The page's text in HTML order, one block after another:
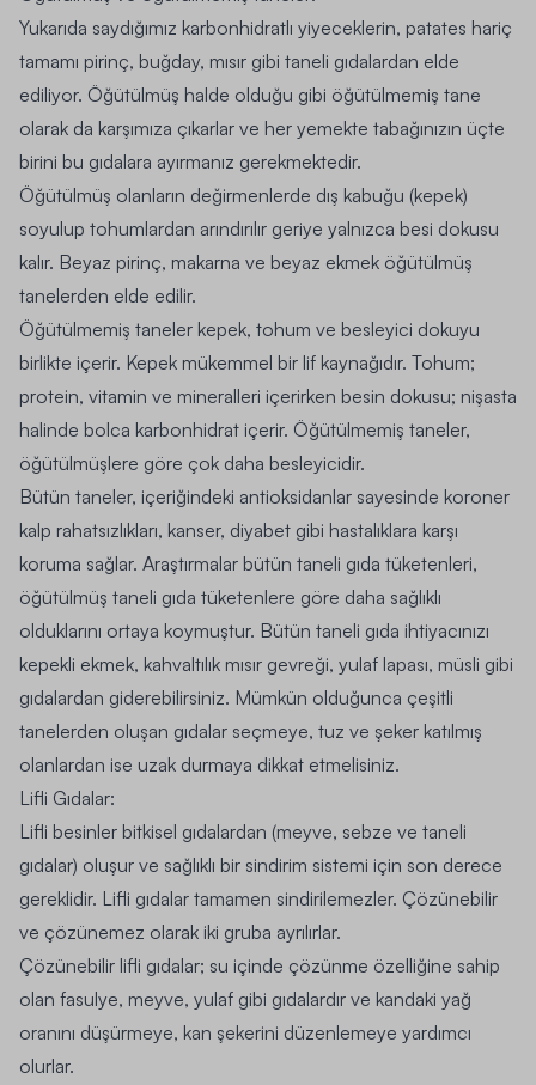
Yukarıda saydığımız karbonhidratlı yiyeceklerin, patates hariç
tamamı pirinç, buğday, mısır gibi taneli gıdalardan elde
ediliyor. Öğütülmüş halde olduğu gibi öğütülmemiş tane
olarak da karşımıza çıkarlar ve her yemekte tabağınızın üçte
birini bu gıdalara ayırmanız gerekmektedir.
Öğütülmüş olanların değirmenlerde dış kabuğu (kepek)
soyulup tohumlardan arındırılır geriye yalnızca besi dokusu
kalır. Beyaz pirinç, makarna ve beyaz ekmek öğütülmüş
tanelerden elde edilir.
Öğütülmemiş taneler kepek, tohum ve besleyici dokuyu
birlikte içerir. Kepek mükemmel bir lif kaynağıdır. Tohum;
protein, vitamin ve mineralleri içerirken besin dokusu; nişasta
halinde bolca karbonhidrat içerir. Öğütülmemiş taneler,
öğütülmüşlere göre çok daha besleyicidir.
Bütün taneler, içeriğindeki antioksidanlar sayesinde koroner
kalp rahatsızlıkları, kanser, diyabet gibi hastalıklara karşı
koruma sağlar. Araştırmalar bütün taneli gıda tüketenleri,
öğütülmüş taneli gıda tüketenlere göre daha sağlıklı
olduklarını ortaya koymuştur. Bütün taneli gıda ihtiyacınızı
kepekli ekmek, kahvaltılık mısır gevreği, yulaf lapası, müsli gibi
gıdalardan giderebilirsiniz. Mümkün olduğunca çeşitli
tanelerden oluşan gıdalar seçmeye, tuz ve şeker katılmış
olanlardan ise uzak durmaya dikkat etmelisiniz.
Lifli Gıdalar:
Lifli besinler bitkisel gıdalardan (meyve, sebze ve taneli
gıdalar) oluşur ve sağlıklı bir sindirim sistemi için son derece
gereklidir. Lifli gıdalar tamamen sindirilemezler. Çözünebilir
ve çözünemez olarak iki gruba ayrılırlar.
Çözünebilir lifli gıdalar; su içinde çözünme özelliğine sahip
olan fasulye, meyve, yulaf gibi gıdalardır ve kandaki yağ
oranını düşürmeye, kan şekerini düzenlemeye yardımcı
olurlar.